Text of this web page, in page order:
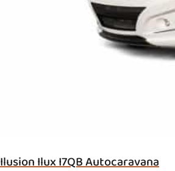
Ilusion Ilux I7QB Autocaravana